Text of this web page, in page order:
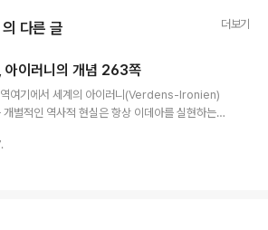
의 다른 글 더보기
아이러니의 개념 263쪽
여기에서 세계의 아이러니(Verdens-Ironien)
별적인 역사적 현실은 항상 이데아를 실현하는
나는데, 유대교는 과도기적인 순간(Gjennemga
과 연결된 구원은 가설에 지나지 않게 된 것이다.